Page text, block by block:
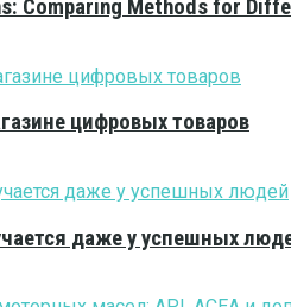
Comparing Methods for
цифровых товаров
даже у успешных